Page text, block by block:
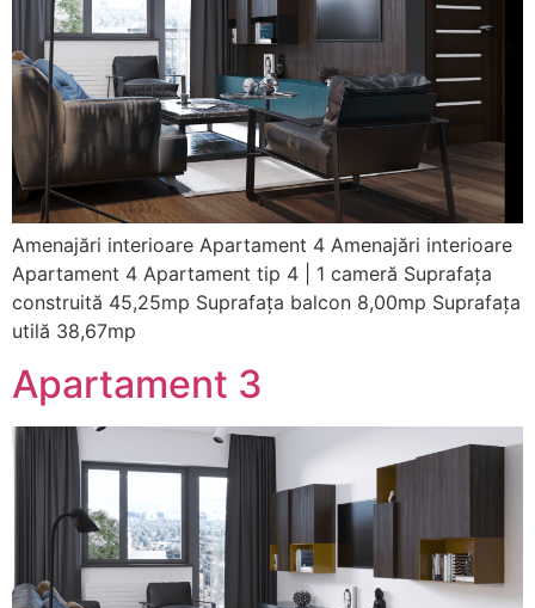
Amenajări interioare Apartament 4 Amenajări interioare
Apartament 4 Apartament tip 4 | 1 cameră Suprafața
construită 45,25mp Suprafața balcon 8,00mp Suprafața
utilă 38,67mp
Apartament 3